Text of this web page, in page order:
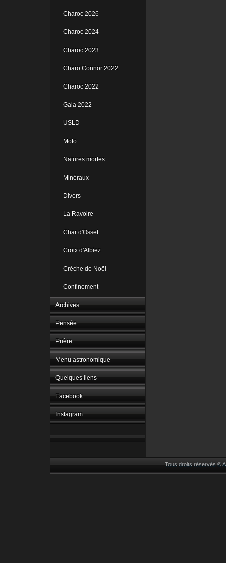
Charoc 2026
Charoc 2024
Charoc 2023
Charo’Connor 2022
Charoc 2022
Gala 2022
USLD
Moto
Natures mortes
Minéraux
Divers
La Ravoire
Char d'Osset
Croix d'Albiez
Crèche de Noël
Confinement
Archives
Pensée
Prière
Menu astronomique
Quelques liens
Facebook
Instagram
Tous droits réservés ©